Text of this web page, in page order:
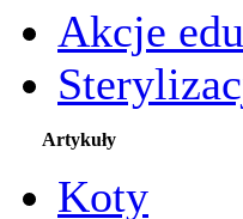
Akcje
Artykuły
Koty